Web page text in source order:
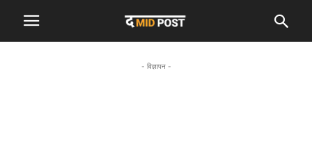
- विज्ञापन -